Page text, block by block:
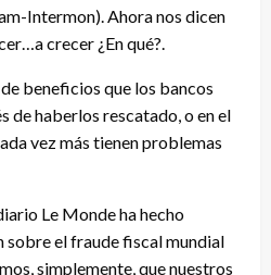
Intermon). Ahora nos dicen
crecer ¿En qué?.
beneficios que los bancos
de haberlos rescatado, o en el
vez más tienen problemas
Le Monde ha hecho
sobre el fraude fiscal mundial
simplemente, que nuestros